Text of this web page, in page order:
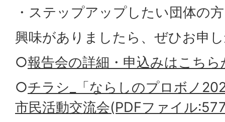
・ステップアップしたい団体の方
興味がありましたら、ぜひお申
○報告会の詳細・申込みはこちら
○チラシ_「ならしのプロボノ
市民活動交流会(PDFファイル